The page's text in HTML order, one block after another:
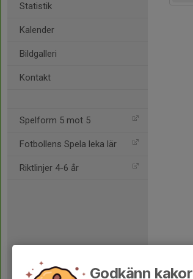
Statistik
Kalender
Bildgalleri
Kontakt
Spelform 5 mot 5
Fotbollens Spela leka lär
Riktlinjer 4-6 år
Godkänn kakor